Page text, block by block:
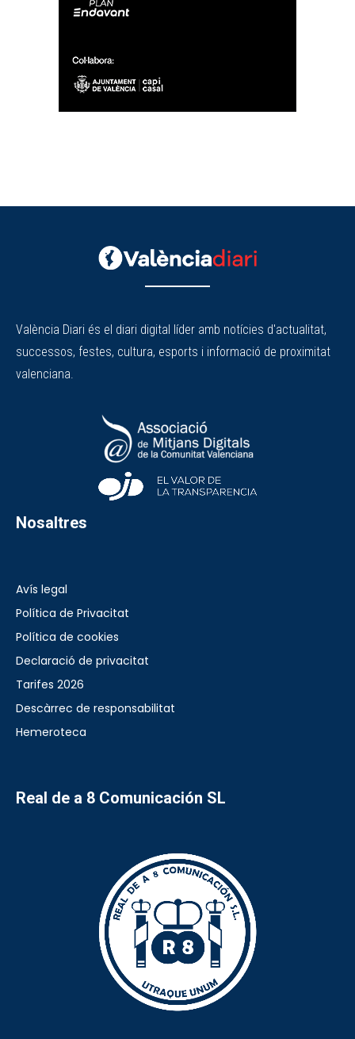
València Diari és el diari digital líder amb notícies d'actualitat,
successos, festes, cultura, esports i informació de proximitat
valenciana.
Nosaltres
Avís legal
Política de Privacitat
Política de cookies
Declaració de privacitat
Tarifes 2026
Descàrrec de responsabilitat
Hemeroteca
Real de a 8 Comunicación SL